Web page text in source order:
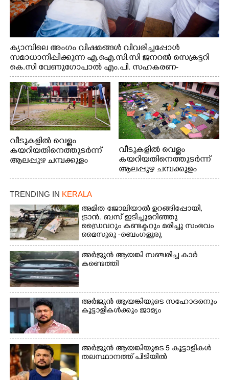
ക്യാമ്പിലെ അംഗം വിഷമങ്ങൾ വിവരിച്ചപ്പോൾ
സമാധാനിപ്പിക്കുന്ന എ.ഐ.സി.സി ജനറൽ സെക്രട്ടറി
കെ.സി വേണുഗോപാൽ എം.പി. സഹകരണ-
എക്സൈസ് വകുപ്പ് മന്ത്രി എം. ലിജു, എന്നിവർ
വീടുകളിൽ വെള്ളം
കയറിയതിനെത്തുടർന്ന്
ആലപ്പുഴ ചമ്പക്കുളം
പോരൂക്കര സെൻട്രൽ
സ്കൂളിലെ ദുരിതാശ്വാസ
ക്യാമ്പിലെത്തിയവർ
വസ്ത്രങ്ങൾ
ഉണക്കാനിട്ടിരിക്കുന്ന
ഗോൾപോസ്റ്റിന് മുന്നിൽ
ഫുട്ബോൾ കളികളിൽ
ഏർപ്പെട്ടിരിക്കുന്ന
കുട്ടികൾ
വീടുകളിൽ വെള്ളം
കയറിയതിനെത്തുടർന്ന്
ആലപ്പുഴ ചമ്പക്കുളം
ഫാദർ തോമസ്
ക്യാമ്പിലെത്തിയവർ മഴ
മാറിനിന്ന ഇടവേളയിൽ
ക്യാമ്പ് പരിസരത്ത്
വസ്ത്രങ്ങൾ
ഉണക്കാനിടുന്ന കാഴ്ച.
TRENDING IN KERALA
അമിത ജോലിയാൽ ഉറങ്ങിപ്പോയി,
ട്രാൻ. ബസ് ഇടിച്ചുമറിഞ്ഞു
ഡ്രൈവറും കണ്ടക്ടറും മരിച്ചു സംഭവം
മൈസൂരു -ബെംഗളൂരു
ദേശീയപാതയിൽ 20 പേർക്ക് പരിക്ക്,
നാലു പേരുടെ നില ഗുരുതരം
അർജുൻ ആയങ്കി സഞ്ചരിച്ച കാർ
കണ്ടെത്തി
അർജുൻ ആയങ്കിയുടെ സഹോദരനും
കൂട്ടാളികൾക്കും ജാമ്യം
അർജുൻ ആയങ്കിയുടെ 5 കൂട്ടാളികൾ
തലസ്ഥാനത്ത് പിടിയിൽ